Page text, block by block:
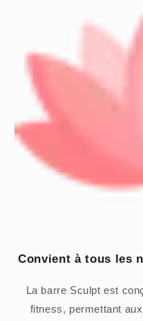
Convient à tous les
La barre Sculpt est
fitness, permettant